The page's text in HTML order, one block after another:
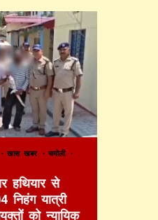
खास खबर
चमोली
हथियार से
निहंग यात्री
को न्यायिक